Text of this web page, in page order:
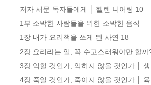
저자 서문 독자들에게 │ 헬렌 니어링 10
1부 소박한 사람들을 위한 소박한 음식
1장 내가 요리책을 쓰게 된 사연 18
2장 요리라는 일, 꼭 수고스러워야만 할까
3장 익힐 것인가, 익히지 않을 것인가 │
4장 죽일 것인가, 죽이지 않을 것인가 │